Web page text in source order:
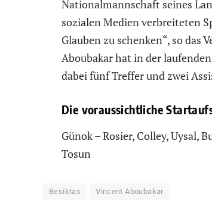
Nationalmannschaft seines
sozialen Medien verbreiteten
Glauben zu schenken“, so
Aboubakar hat in der
dabei fünf Treffer und zwei
Die voraussichtliche
Günok – Rosier, Colley, Uysal,
Tosun
Besiktas Vincent Aboubakar